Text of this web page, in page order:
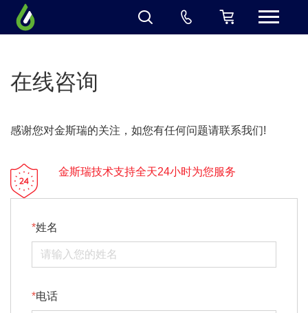
在线咨询
感谢您对金斯瑞的关注，如您有任何问题请联系我们!
金斯瑞技术支持全天24小时为您服务
姓名
电话